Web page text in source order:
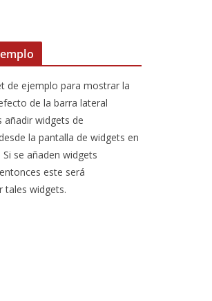
de ejemplo para mostrar la
de la barra lateral
añadir widgets de
la pantalla de widgets en
se añaden widgets
este será
tales widgets.